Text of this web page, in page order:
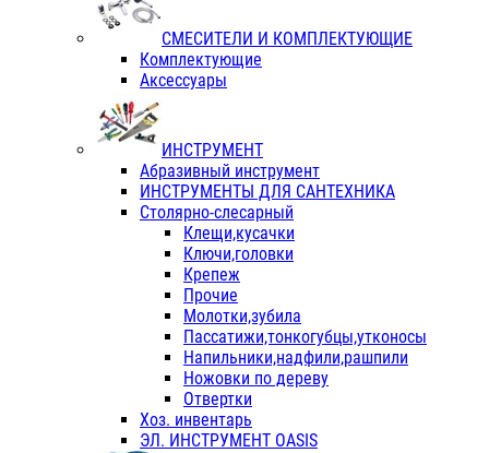
СМЕСИТЕЛИ И КОМПЛЕКТУЮЩИЕ
Комплектующие
Аксессуары
ИНСТРУМЕНТ
Абразивный инструмент
ИНСТРУМЕНТЫ ДЛЯ САНТЕХНИКА
Столярно-слесарный
Клещи,кусачки
Ключи,головки
Крепеж
Прочие
Молотки,зубила
Пассатижи,тонкогубцы,утконосы
Напильники,надфили,рашпили
Ножовки по дереву
Отвертки
Хоз. инвентарь
ЭЛ. ИНСТРУМЕНТ OASIS